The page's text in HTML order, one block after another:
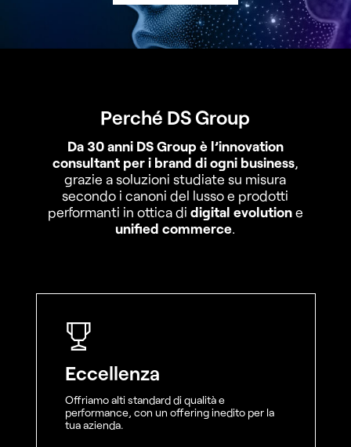
Perché DS Group
Da 30 anni DS Group è l’innovation
consultant per i brand di ogni business,
grazie a soluzioni studiate su misura
secondo i canoni del lusso e prodotti
performanti in ottica di digital evolutione
unified commerce.
Eccellenza
Offriamo alti standard di qualità e
performance, con un offering inedito per la
tua azienda.